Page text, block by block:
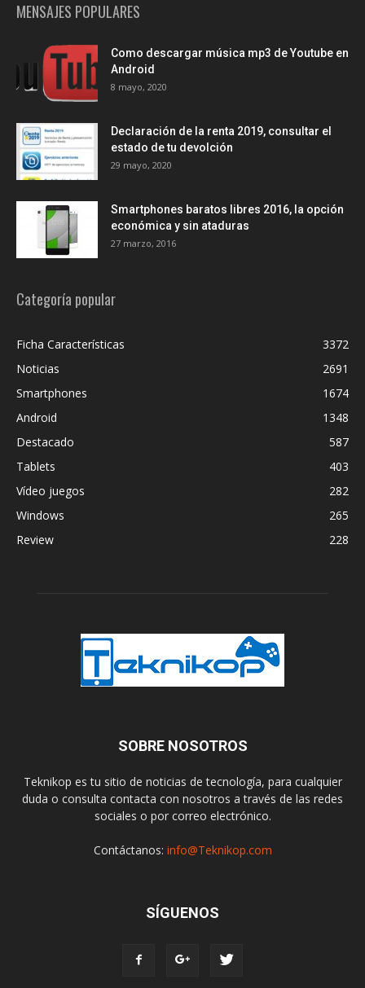
MENSAJES POPULARES
Como descargar música mp3 de Youtube en
Android
8 mayo, 2020
Declaración de la renta 2019, consultar el
estado de tu devolción
29 mayo, 2020
Smartphones baratos libres 2016, la opción
económica y sin ataduras
27 marzo, 2016
Categoría popular
Ficha Características
3372
Noticias
2691
Smartphones
1674
Android
1348
Destacado
587
Tablets
403
Vídeo juegos
282
Windows
265
Review
228
SOBRE NOSOTROS
Teknikop es tu sitio de noticias de tecnología, para cualquier
duda o consulta contacta con nosotros a través de las redes
sociales o por correo electrónico.
Contáctanos: info@Teknikop.com
SÍGUENOS